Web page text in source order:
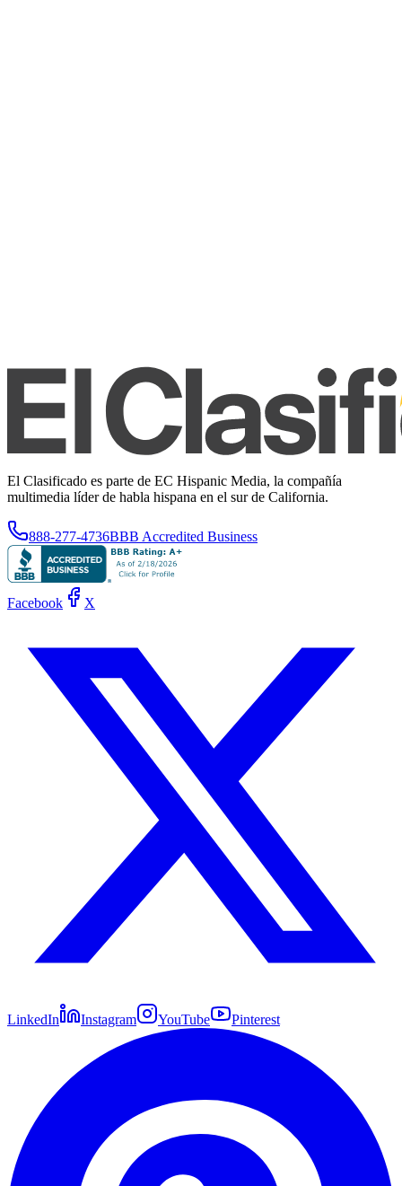
El Clasificado es parte de EC Hispanic Media, la compañía
multimedia líder de habla hispana en el sur de California.
888-277-4736BBB Accredited Business
Facebook X
LinkedIn Instagram YouTube Pinterest